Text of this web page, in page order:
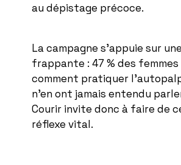
au dépistage précoce.
La campagne s’appuie sur
frappante : 47 % des
comment pratiquer
n’en ont jamais entendu
Courir invite donc à faire de
réflexe vital.